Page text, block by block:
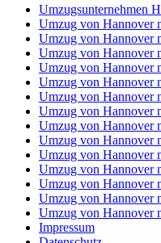
Umzugsunternehmen
Umzug von Hannover
Umzug von Hannover
Umzug von Hannover
Umzug von Hannover
Umzug von Hannover
Umzug von Hannover
Umzug von Hannover
Umzug von Hannover
Umzug von Hannover
Umzug von Hannover
Umzug von Hannover
Umzug von Hannover
Umzug von Hannover
Umzug von Hannover
Impressum